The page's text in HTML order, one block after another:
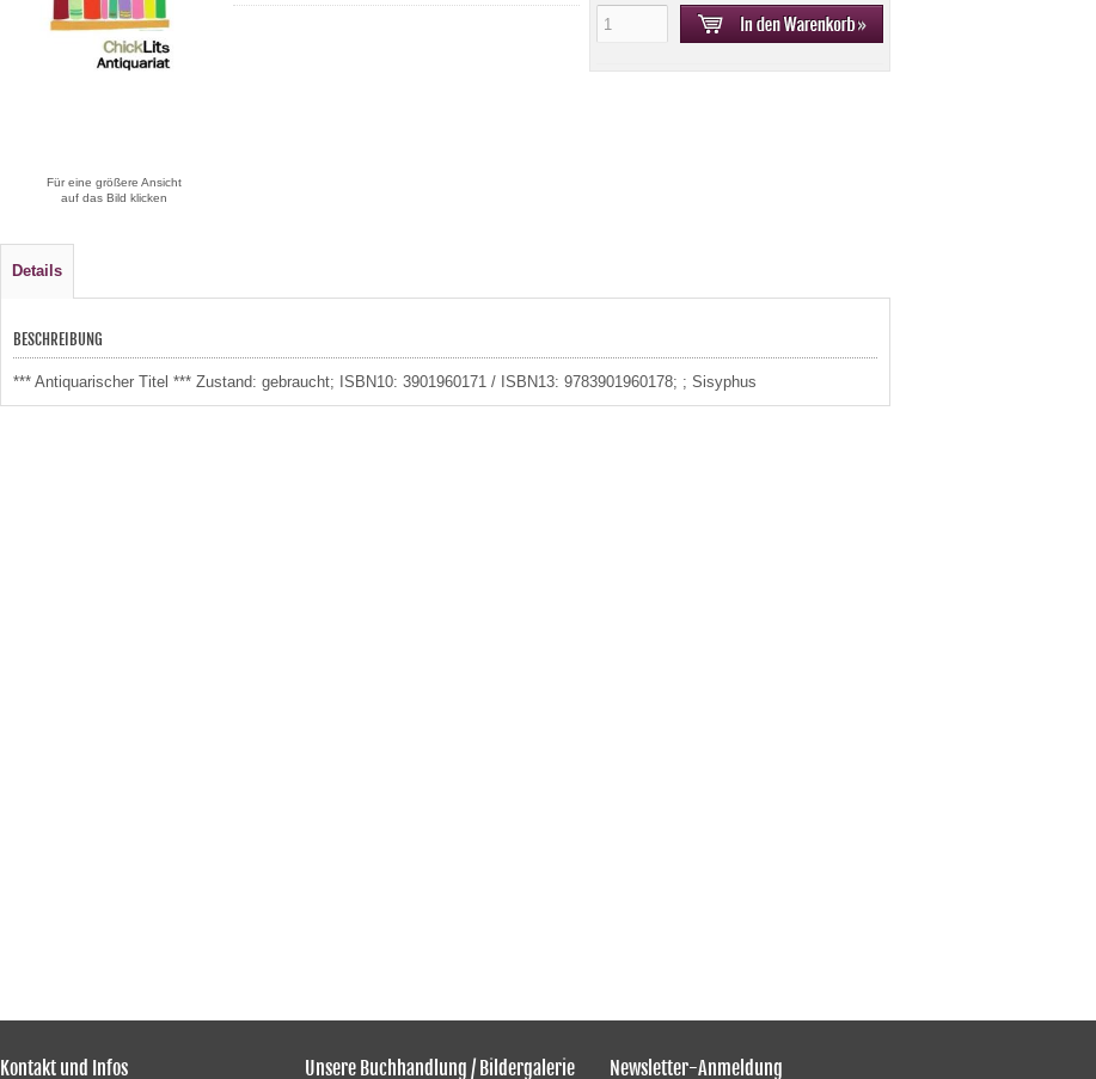
Für eine größere Ansicht
auf das Bild klicken
Details
BESCHREIBUNG
*** Antiquarischer Titel *** Zustand: gebraucht; ISBN10: 3901960171 / ISBN13: 9783901960178; ; Sisyphus
Kontakt und Infos Unsere Buchhandlung / Bildergalerie Newsletter-Anmeldung